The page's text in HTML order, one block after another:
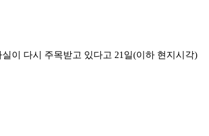
이 다시 주목받고 있다고 21일(이하 현지시각)